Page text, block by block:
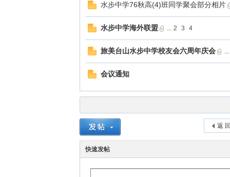
水步中学76秋高(4)班同学聚会部分相片
水步中学海外联盟 ... 2 3 4
旅美台山水步中学校友会六周年庆会 ...
会议通知
返
快速发帖